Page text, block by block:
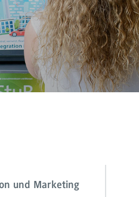
und Marketing